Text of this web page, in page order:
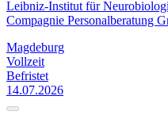
Leibniz-Institut für
Compagnie Personalberatung
Magdeburg
Vollzeit
Befristet
14.07.2026